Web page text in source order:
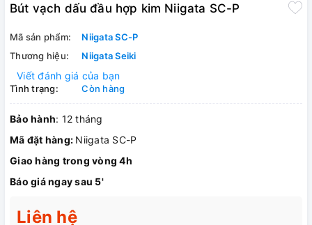
Bút vạch dấu đầu hợp kim Niigata SC-P
Mã sản phẩm:
Niigata SC-P
Thương hiệu:
Niigata Seiki
Viết đánh giá của bạn
Tình trạng: Còn hàng
Bảo hành: 12 tháng
Mã đặt hàng: Niigata SC-P
Giao hàng trong vòng 4h
Báo giá ngay sau 5'
Liên hệ